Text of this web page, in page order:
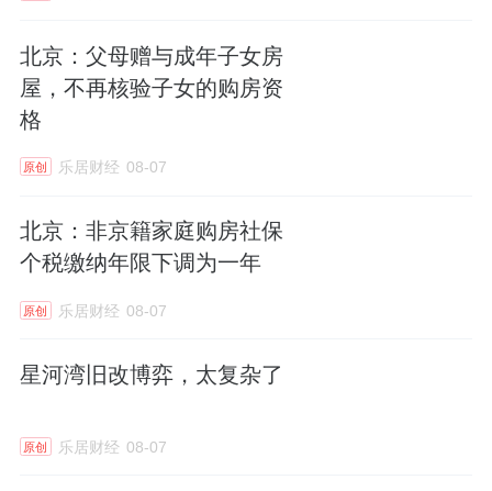
北京：父母赠与成年子女房
屋，不再核验子女的购房资
格
原创 乐居财经 08-07
北京：非京籍家庭购房社保
个税缴纳年限下调为一年
原创 乐居财经 08-07
星河湾旧改博弈，太复杂了
原创 乐居财经 08-07